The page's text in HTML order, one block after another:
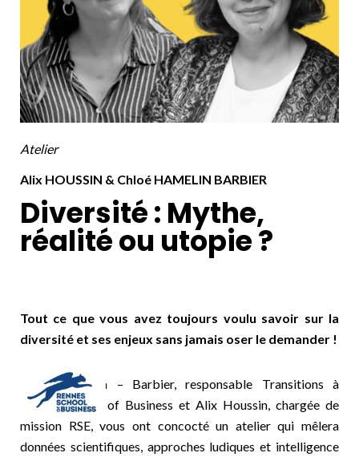
Atelier
Alix HOUSSIN & Chloé HAMELIN BARBIER
Diversité : Mythe,
réalité ou utopie ?
Tout ce que vous avez toujours voulu savoir sur la
diversité et ses enjeux sans jamais oser le demander !
Chloé Hamelin – Barbier, responsable Transitions à
Rennes School of Business et Alix Houssin, chargée de
mission RSE, vous ont concocté un atelier qui mêlera
données scientifiques, approches ludiques et intelligence